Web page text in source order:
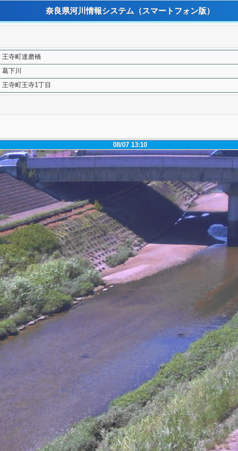
奈良県河川情報システム （スマートフォン版）
王寺町達磨橋
葛下川
王寺町王寺1丁目
08/07 13:10